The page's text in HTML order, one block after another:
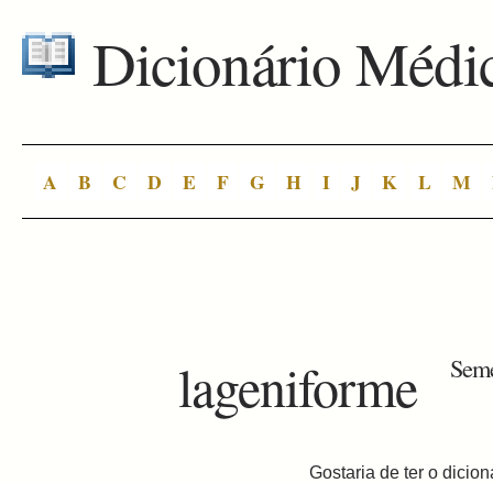
Dicionário
A B C D E F G H I J K L M
lageniforme
Gostaria de ter o